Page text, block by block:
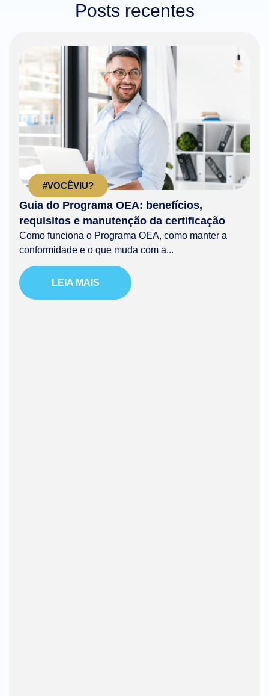
Posts recentes
#VOCÊVIU?
Guia do Programa OEA: benefícios,
requisitos e manutenção da certificação
Como funciona o Programa OEA, como manter a
conformidade e o que muda com a...
LEIA MAIS